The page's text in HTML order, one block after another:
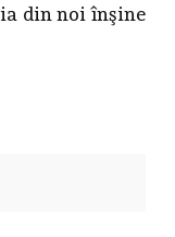
din noi înşine